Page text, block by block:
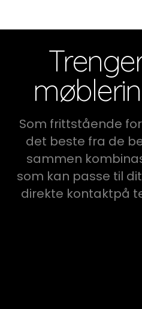
Som frittstående
det beste fra de
sammen
som kan passe til
direkte kontaktpå